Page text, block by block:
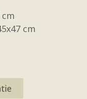
cm
cm